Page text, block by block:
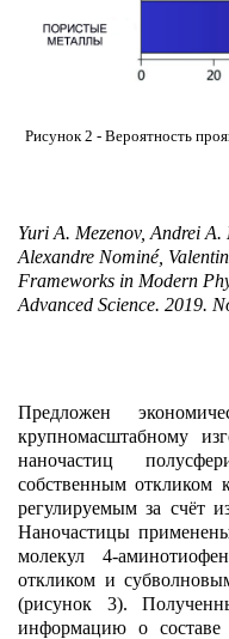
Рисунок 2 - Вероятность
Yuri A. Mezenov, Andrei
Alexandre Nominé,
Frameworks in Modern
Advanced Science. 2019.
Предложен
крупномасштабному
наночастиц
собственным откликом
регулируемым за счёт
Наночастицы
молекул 4-
откликом и
(рисунок 3).
информацию о составе